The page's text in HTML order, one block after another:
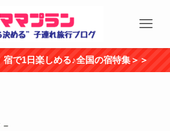
で1日楽しめる♪全国の宿特集＞＞
–